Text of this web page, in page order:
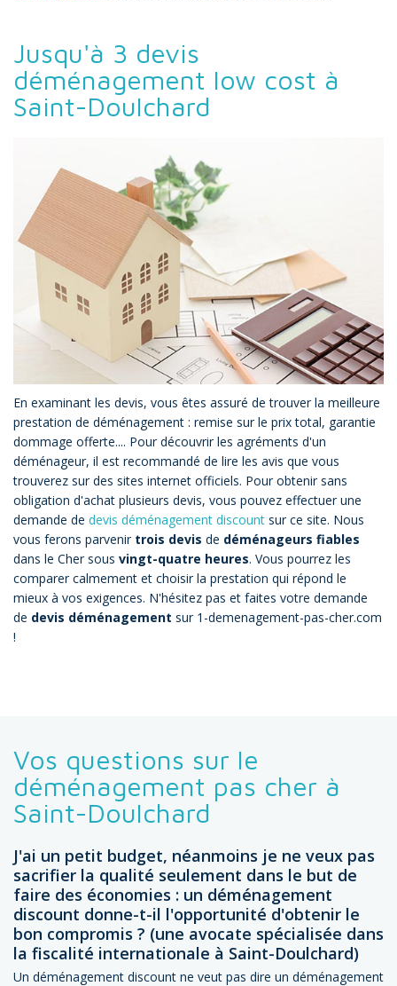
Jusqu'à 3 devis
déménagement low cost à
Saint-Doulchard
En examinant les devis, vous êtes assuré de trouver la meilleure
prestation de déménagement : remise sur le prix total, garantie
dommage offerte.... Pour découvrir les agréments d'un
déménageur, il est recommandé de lire les avis que vous
trouverez sur des sites internet officiels. Pour obtenir sans
obligation d'achat plusieurs devis, vous pouvez effectuer une
demande de devis déménagement discount sur ce site. Nous
vous ferons parvenir trois devis de déménageurs fiables
dans le Cher sous vingt-quatre heures. Vous pourrez les
comparer calmement et choisir la prestation qui répond le
mieux à vos exigences. N'hésitez pas et faites votre demande
de devis déménagement sur 1-demenagement-pas-cher.com
!
Vos questions sur le
déménagement pas cher à
Saint-Doulchard
J'ai un petit budget, néanmoins je ne veux pas
sacrifier la qualité seulement dans le but de
faire des économies : un déménagement
discount donne-t-il l'opportunité d'obtenir le
bon compromis ? (une avocate spécialisée dans
la fiscalité internationale à Saint-Doulchard)
Un déménagement discount ne veut pas dire un déménagement